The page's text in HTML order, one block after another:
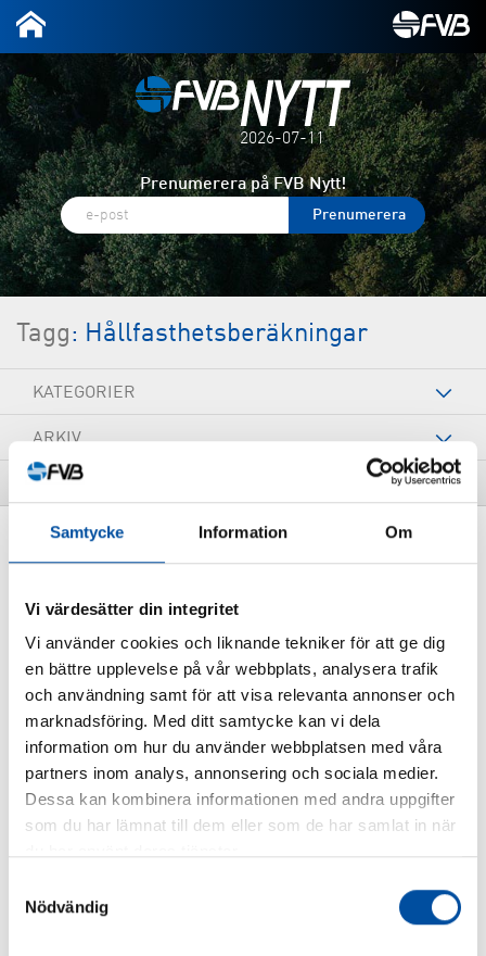
Samtycke Information Om
Vi värdesätter din integritet
Vi använder cookies och liknande tekniker för att ge dig
en bättre upplevelse på vår webbplats, analysera trafik
och användning samt för att visa relevanta annonser och
marknadsföring. Med ditt samtycke kan vi dela
information om hur du använder webbplatsen med våra
partners inom analys, annonsering och sociala medier.
Dessa kan kombinera informationen med andra uppgifter
som du har lämnat till dem eller som de har samlat in när
Nödvändig
2026-07-11
Prenumerera på FVB Nytt!
Tagg: Hållfasthetsberäkningar
KATEGORIER
ARKIV
TAGGAR
ROHR2
2016-07-11